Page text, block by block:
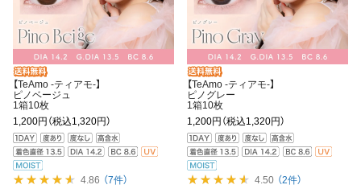
【TeAmo -ティアモ-】
ピノベージュ
1箱10枚
1,200円 （税込1,320円）
4.86 （7件）
【TeAmo -ティアモ-】
ピノグレー
1箱10枚
1,200円 （税込1,320円）
4.50 （2件）